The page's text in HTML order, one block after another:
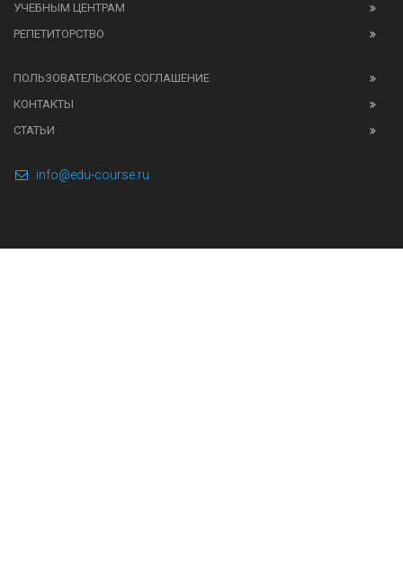
УЧЕБНЫМ ЦЕНТРАМ
РЕПЕТИТОРСТВО
ПОЛЬЗОВАТЕЛЬСКОЕ СОГЛАШЕНИЕ
КОНТАКТЫ
СТАТЬИ
info@edu-course.ru